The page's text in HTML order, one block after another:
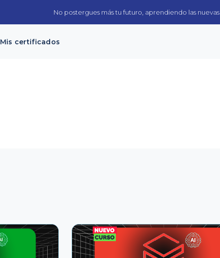
No postergues más tu futuro, aprendiendo las
Mis certificados